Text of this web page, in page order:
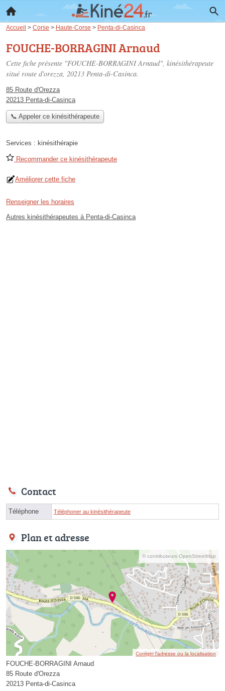
Accueil > Corse > Haute-Corse > Penta-di-Casinca
FOUCHE-BORRAGINI Arnaud
Cette fiche présente "FOUCHE-BORRAGINI Arnaud", kinésithérapeute
situé route d'orezza, 20213 Penta-di-Casinca.
85 Route d'Orezza
20213 Penta-di-Casinca
📞 Appeler ce kinésithérapeute
Services : kinésithérapie
Recommander ce kinésithérapeute
Améliorer cette fiche
Renseigner les horaires
Autres kinésithérapeutes à Penta-di-Casinca
Contact
Téléphone Téléphoner au kinésithérapeute
Plan et adresse
© contributeurs OpenStreetMap
Corriger l’adresse ou la localisation
FOUCHE-BORRAGINI Arnaud
85 Route d'Orezza
20213 Penta-di-Casinca